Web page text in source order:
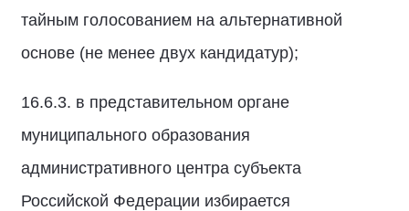
тайным голосованием на альтернативной
основе (не менее двух кандидатур);
16.6.3. в представительном органе
муниципального образования
административного центра субъекта
Российской Федерации избирается